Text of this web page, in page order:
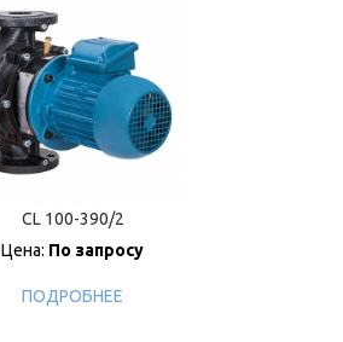
CL 100-390/2
Цена: По запросу
ПОДРОБНЕЕ